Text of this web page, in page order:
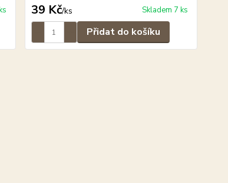
39 Kč/ks Skladem 7 ks
Přidat do košíku